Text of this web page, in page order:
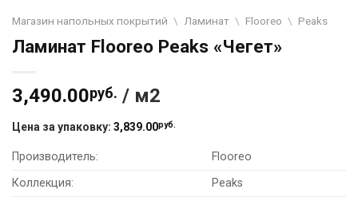
Магазин напольных покрытий \ Ламинат \ Flooreo \ Peaks
Ламинат Flooreo Peaks «Чегет»
3,490.00руб. / м2
Цена за упаковку: 3,839.00руб.
Производитель:
Flooreo
Коллекция:
Peaks